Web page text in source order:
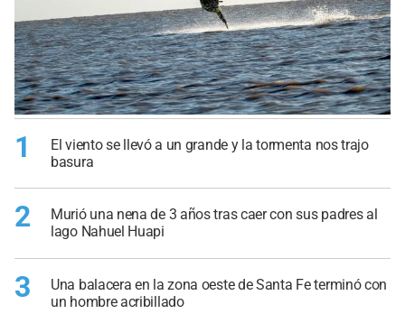
1
El viento se llevó a un grande y la tormenta nos trajo
basura
2
Murió una nena de 3 años tras caer con sus padres al
lago Nahuel Huapi
3
Una balacera en la zona oeste de Santa Fe terminó con
un hombre acribillado